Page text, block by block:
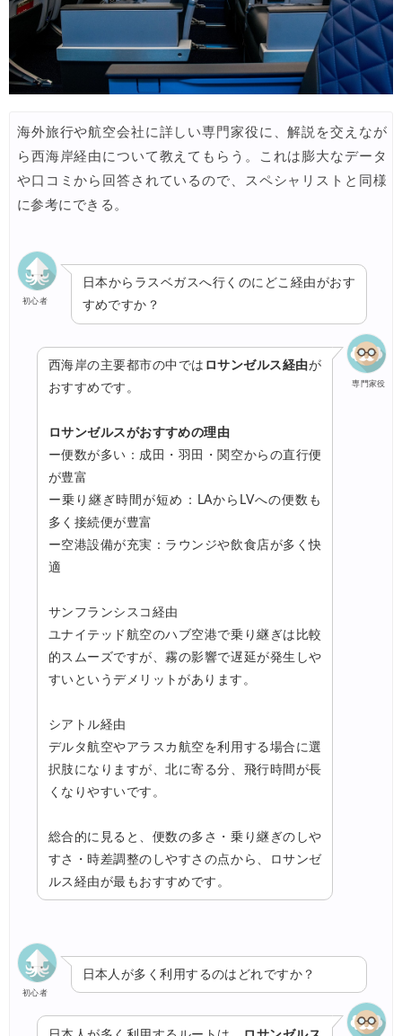
海外旅行や航空会社に詳しい専門家役に、解説を交えなが
ら西海岸経由について教えてもらう。これは膨大なデータ
や口コミから回答されているので、スペシャリストと同様
に参考にできる。
初心者
日本からラスベガスへ行くのにどこ経由がおす
すめですか？
専門家役
西海岸の主要都市の中では ロサンゼルス経由が
おすすめです。
ロサンゼルスがおすすめの理由
ー便数が多い：成田・羽田・関空からの直行便
が豊富
ー乗り継ぎ時間が短め：LAからLVへの便数も
多く接続便が豊富
ー空港設備が充実：ラウンジや飲食店が多く快
適
サンフランシスコ経由
ユナイテッド航空のハブ空港で乗り継ぎは比較
的スムーズですが、霧の影響で遅延が発生しや
すいというデメリットがあります。
シアトル経由
デルタ航空やアラスカ航空を利用する場合に選
択肢になりますが、北に寄る分、飛行時間が長
くなりやすいです。
総合的に見ると、便数の多さ・乗り継ぎのしや
すさ・時差調整のしやすさの点から、ロサンゼ
ルス経由が最もおすすめです。
初心者
日本人が多く利用するのはどれですか？